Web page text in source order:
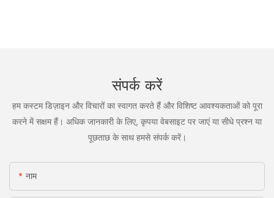
संपर्क करें
हम कस्टम डिज़ाइन और विचारों का स्वागत करते हैं और विशिष्ट आवश्यकताओं को पूरा
करने में सक्षम हैं। अधिक जानकारी के लिए, कृपया वेबसाइट पर जाएं या सीधे प्रश्न या
पूछताछ के साथ हमसे संपर्क करें।
नाम